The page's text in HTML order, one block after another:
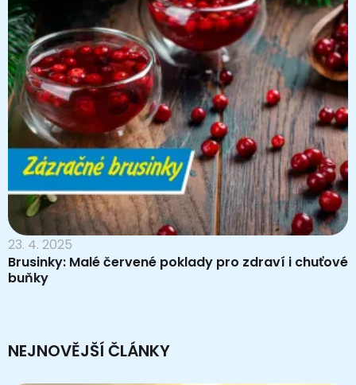
23. 4. 2025
Brusinky: Malé červené poklady pro zdraví i chuťové
buňky
NEJNOVĚJŠÍ ČLÁNKY